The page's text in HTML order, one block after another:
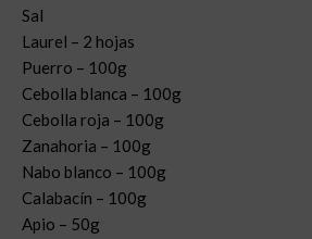
Sal
Laurel – 2 hojas
Puerro – 100g
Cebolla blanca – 100g
Cebolla roja – 100g
Zanahoria – 100g
Nabo blanco – 100g
Calabacín – 100g
Apio – 50g